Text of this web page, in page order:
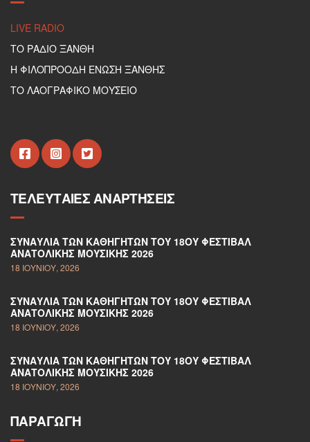
LIVE RADIO
ΤΟ ΡΑΔΙΟ ΞΑΝΘΗ
Η ΦΙΛΟΠΡΟΟΔΗ ΕΝΩΣΗ ΞΑΝΘΗΣ
ΤΟ ΛΑΟΓΡΑΦΙΚΟ ΜΟΥΣΕΙΟ
ΤΕΛΕΥΤΑΊΕΣ ΑΝΑΡΤΉΣΕΙΣ
ΣΥΝΑΥΛΊΑ ΤΩΝ ΚΑΘΗΓΗΤΏΝ ΤΟΥ 18ΟΥ ΦΕΣΤΙΒΆΛ
ΑΝΑΤΟΛΙΚΉΣ ΜΟΥΣΙΚΉΣ 2026
18 ΙΟΥΝΊΟΥ, 2026
ΣΥΝΑΥΛΊΑ ΤΩΝ ΚΑΘΗΓΗΤΏΝ ΤΟΥ 18ΟΥ ΦΕΣΤΙΒΆΛ
ΑΝΑΤΟΛΙΚΉΣ ΜΟΥΣΙΚΉΣ 2026
18 ΙΟΥΝΊΟΥ, 2026
ΣΥΝΑΥΛΊΑ ΤΩΝ ΚΑΘΗΓΗΤΏΝ ΤΟΥ 18ΟΥ ΦΕΣΤΙΒΆΛ
ΑΝΑΤΟΛΙΚΉΣ ΜΟΥΣΙΚΉΣ 2026
18 ΙΟΥΝΊΟΥ, 2026
ΠΑΡΑΓΩΓΉ